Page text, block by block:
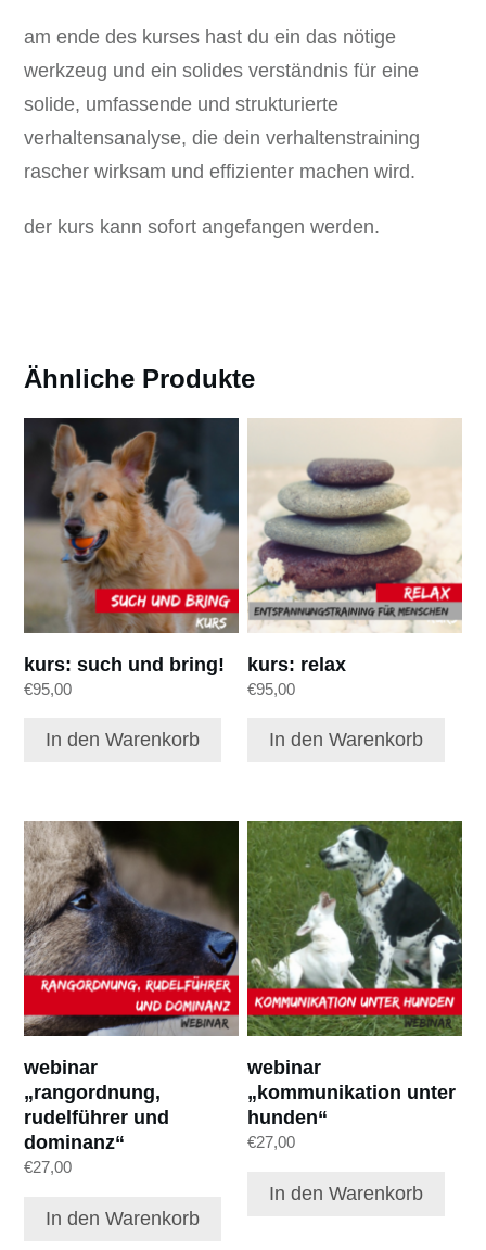
am ende des kurses hast du ein das nötige
werkzeug und ein solides verständnis für eine
solide, umfassende und strukturierte
verhaltensanalyse, die dein verhaltenstraining
rascher wirksam und effizienter machen wird.
der kurs kann sofort angefangen werden.
Ähnliche Produkte
kurs: such und bring!
€95,00
In den Warenkorb
kurs: relax
€95,00
In den Warenkorb
webinar
„rangordnung,
rudelführer und
dominanz“
€27,00
In den Warenkorb
webinar
„kommunikation unter
hunden“
€27,00
In den Warenkorb